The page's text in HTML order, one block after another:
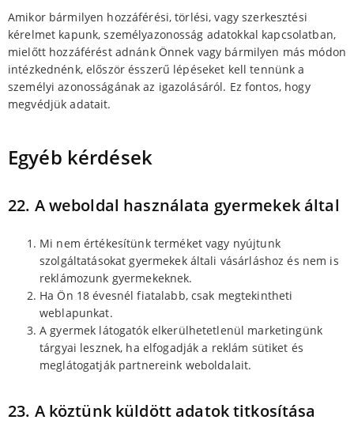
Amikor bármilyen hozzáférési, törlési, vagy szerkesztési
kérelmet kapunk, személyazonosság adatokkal kapcsolatban,
mielőtt hozzáférést adnánk Önnek vagy bármilyen más módon
intézkednénk, először ésszerű lépéseket kell tennünk a
személyi azonosságának az igazolásáról. Ez fontos, hogy
megvédjük adatait.
Egyéb kérdések
22. A weboldal használata gyermekek által
Mi nem értékesítünk terméket vagy nyújtunk
szolgáltatásokat gyermekek általi vásárláshoz és nem is
reklámozunk gyermekeknek.
Ha Ön 18 évesnél fiatalabb, csak megtekintheti
weblapunkat.
A gyermek látogatók elkerülhetetlenül marketingünk
tárgyai lesznek, ha elfogadják a reklám sütiket és
meglátogatják partnereink weboldalait.
23. A köztünk küldött adatok titkosítása